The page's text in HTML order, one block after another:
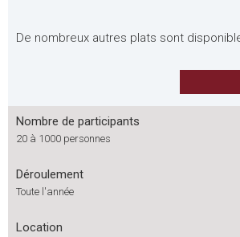
De nombreux autres plats sont
Nombre de participants
20 à 1000 personnes
Déroulement
Toute l'année
Location